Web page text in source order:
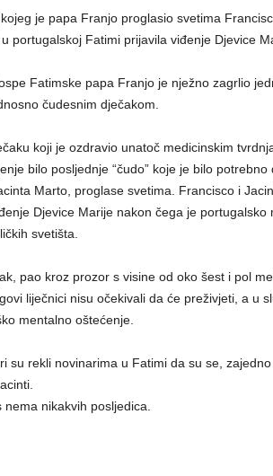
je papa Franjo proglasio svetima
portugalskoj Fatimi prijavila viđenje Djevice
Fatimske papa Franjo je nježno zagrlio
čudesnim dječakom.
koji je ozdravio unatoč medicinskim
bilo posljednje “čudo” koje je bilo potrebno
Marto, proglase svetima. Francisco i
Djevice Marije nakon čega je portugalsko
svetišta.
pao kroz prozor s visine od oko šest i pol
liječnici nisu očekivali da će preživjeti, a u
mentalno oštećenje.
su rekli novinarima u Fatimi da su se,
nikakvih posljedica.